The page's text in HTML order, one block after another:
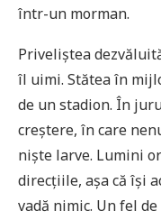
într-un morman.
Priveliștea
îl uimi. Stătea în
de un stadion. În
creștere, în care
niște larve. Lumini
direcțiile, așa că își
vadă nimic. Un fel